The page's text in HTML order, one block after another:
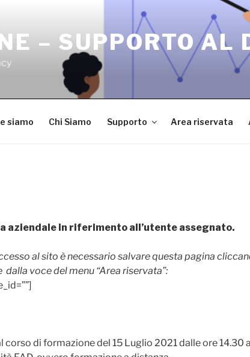
– SUPPORTO AL
siamo Chi Siamo Supporto Area riservata
aziendale in riferimento all’utente assegnato.
al sito è necessario salvare questa pagina
voce del menu “Area riservata”:
corso di formazione del 15 Luglio 2021 dalle ore 14.30